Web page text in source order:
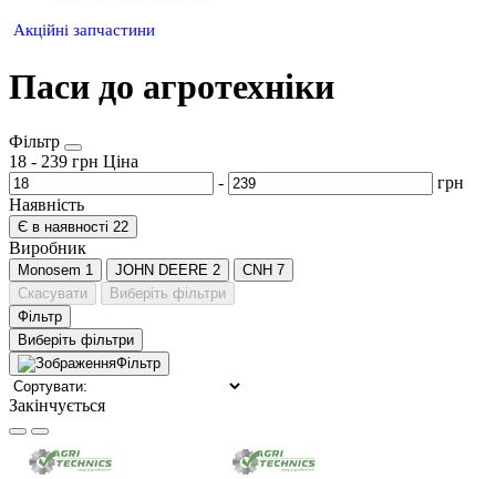
Акційні запчастини
Паси до агротехніки
Фільтр
18 - 239 грн Ціна
-
грн
Наявність
Є в наявності 22
Виробник
Monosem 1 JOHN DEERE 2 CNH 7
Скасувати
Виберіть фільтри
Фільтр
Виберіть фільтри
Фільтр
Закінчується